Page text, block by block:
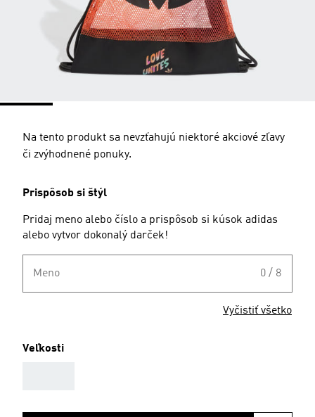
Na tento produkt sa nevzťahujú niektoré akciové zľavy
či zvýhodnené ponuky.
Prispôsob si štýl
Pridaj meno alebo číslo a prispôsob si kúsok adidas
alebo vytvor dokonalý darček!
Meno 0 / 8
Vyčistiť všetko
Veľkosti